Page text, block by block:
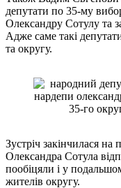
депутати по 35-му
Олександру Сотулу та
Адже саме такі
та округу.
Зустріч закінчилася на
Олександра Сотула
пообіцяли і у
жителів округу.